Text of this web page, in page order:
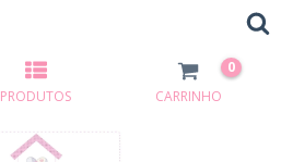
PRODUTOS CARRINHO
0